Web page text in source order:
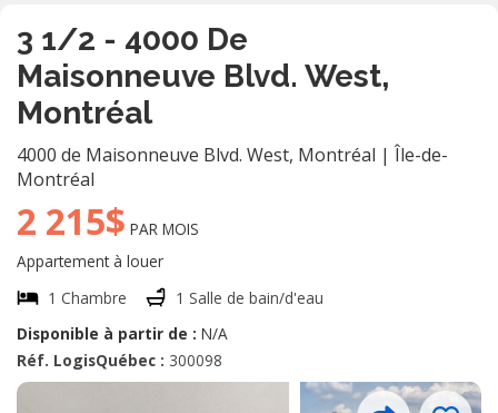
3 1/2 - 4000 De
Maisonneuve Blvd. West,
Montréal
4000 de Maisonneuve Blvd. West, Montréal | Île-de-
Montréal
2 215$ PAR MOIS
Appartement à louer
1 Chambre
1 Salle de bain/d'eau
Disponible à partir de : N/A
Réf. LogisQuébec : 300098